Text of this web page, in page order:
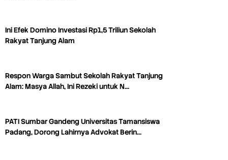
Ini Efek Domino Investasi Rp1,5 Triliun Sekolah
Rakyat Tanjung Alam
Respon Warga Sambut Sekolah Rakyat Tanjung
Alam: Masya Allah, Ini Rezeki untuk N…
PATI Sumbar Gandeng Universitas Tamansiswa
Padang, Dorong Lahirnya Advokat Berin…